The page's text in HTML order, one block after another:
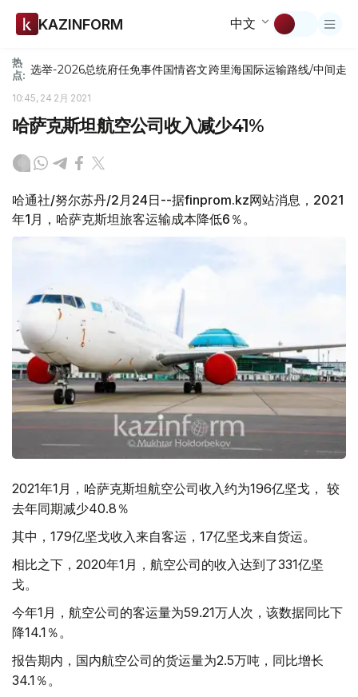
KAZINFORM 中文
热
点: 选举-2026总统府任免事件国情咨文跨里海国际运输路线/中间走廊
10:45, 24 2月 2021
哈萨克斯坦航空公司收入减少41%
哈通社/努尔苏丹/2月24日--据finprom.kz网站消息，2021
年1月，哈萨克斯坦旅客运输成本降低6％。
2021年1月，哈萨克斯坦航空公司收入约为196亿坚戈， 较
去年同期减少40.8％
其中，179亿坚戈收入来自客运，17亿坚戈来自货运。
相比之下，2020年1月，航空公司的收入达到了331亿坚
戈。
今年1月，航空公司的客运量为59.21万人次，该数据同比下
降14.1％。
报告期内，国内航空公司的货运量为2.5万吨，同比增长
34.1％。